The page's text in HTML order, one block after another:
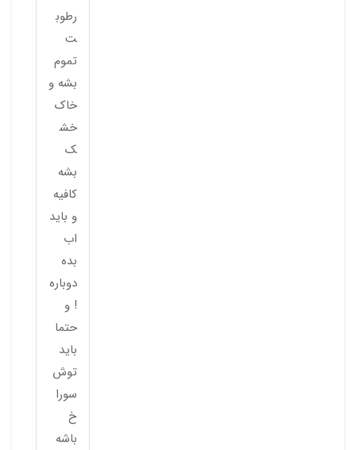
رطوب
ت
تموم
بشه و
خاک
خش
ک
بشه
کافیه
و باید
اب
بده
دوباره
! و
حتما
باید
توش
سورا
خ
باشه